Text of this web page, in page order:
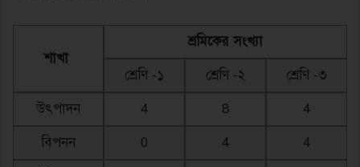
শাখা
শ্রমিকের সংখ্যা
শ্রেণি -১
শ্রেণি -২
শ্রেণি -৩
উৎপাদন
4 8
4
বিপনন
0 4
4